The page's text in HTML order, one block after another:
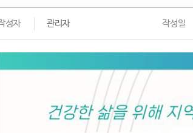
성자 관리자 작성일